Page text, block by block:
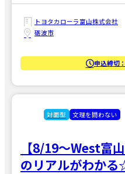
トヨタカローラ富山株式会社
砺波市
申込締切：
対面型 文理を問わない
【8/19～West富
のリアルがわかる